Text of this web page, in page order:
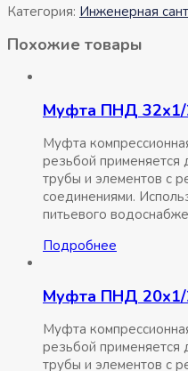
Категория: Инженерная
Похожие товары
Муфта ПНД 32х1/
Муфта
резьбой применяется
трубы и элементов с
соединениями.
питьевого
Подробнее
Муфта ПНД 20х1/
Муфта
резьбой применяется
трубы и элементов с